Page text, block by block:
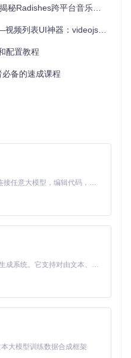
跨平台音乐平台的技术魅力
表UI神器：videojs-playlist-ui**
配置教程
备的速成课程
Claude Code 的开源替代方案。连接任意大模型，编辑代码，运行命令，自动验证 — 全自动执行。用 Rust 构建，极致性能。 ｜ An open-source alternative to Claude Code. Connect any LLM, edit code, run commands, and verify changes — autonomously. Built in Rust for speed. Get Started
MiniMax H3 是一个通用的全模态生成系统。它支持对由文本、图像、视频和音频组成的多模态上下文进行统一理解，并能生成分辨率高达 2K、时长可达 15 秒的带原生立体声音频的视频。得益于面向任务泛化的系统设计，H3 在预训练阶段就已具备广泛的多模态上下文理解与生成能力，能够出色地执行复杂的多模态指令。
大模型训练数据合成框架